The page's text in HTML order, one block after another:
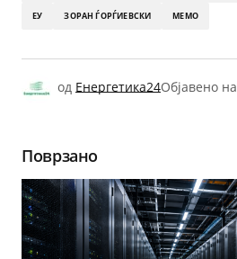
ЕУ ЗОРАН ЃОРЃИЕВСКИ МЕМО
од Енергетика24Објавено на
Поврзано